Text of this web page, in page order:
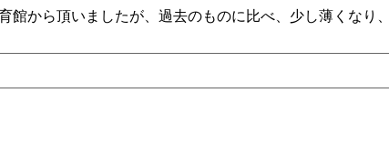
から頂いましたが、過去のものに比べ、少し薄くなり